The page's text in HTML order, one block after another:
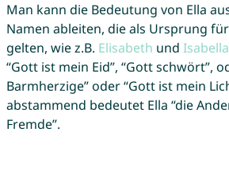
Man kann die Bedeutung von Ella
Namen ableiten, die als Ursprung
gelten, wie z.B. Elisabeth und Isabella
“Gott ist mein Eid”, “Gott schwört”,
Barmherzige” oder “Gott ist mein
abstammend bedeutet Ella “die
Fremde”.